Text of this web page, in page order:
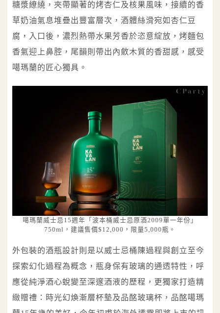
糖漿繚繞，夾帶顯著的烤杏仁及核果風味，接續的香
草奶油氣息堆疊出豐富層次，酒體絲滑宛如杏仁豆
腐，入口後，濃烈熱帶水果芳香於恣意綻放，烤麵包
香氣迎上鼻腔，尾韻則帶出內斂木質的香甜感，感受
噶瑪蘭的匠心獨具。
噶瑪蘭威士忌15週年「波本桶威士忌原酒2009單一年份」
750ml，建議售價$12,000，限量5,000瓶。
外包裝的酒瓶設計則是以威士忌桶陳過程與創立至今
探索幻化過程為概念，瓶身保有玻璃的通透特性，呼
應從純淨酒心蛻變至深邃酒液的歷程，更獨家打造精
緻贈禮：時光幻煥漸層杯墊及品酩玻璃杯，品酩噶瑪